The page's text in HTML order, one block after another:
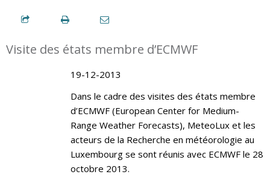
Visite des états membre d’ECMWF
19-12-2013
Dans le cadre des visites des états membre
d’ECMWF (European Center for Medium-
Range Weather Forecasts), MeteoLux et les
acteurs de la Recherche en météorologie au
Luxembourg se sont réunis avec ECMWF le 28
octobre 2013.